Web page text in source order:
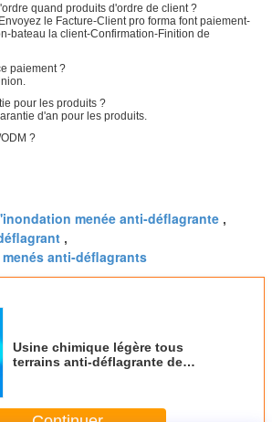
quand produits d'ordre de client ?
le Facture-Client pro forma font paiement-
bateau la client-Confirmation-Finition de
paiement ?
pour les produits ?
d'an pour les produits.
?
menée anti-déflagrante ,
,
anti-déflagrants
Usine chimique légère tous
terrains anti-déflagrante de